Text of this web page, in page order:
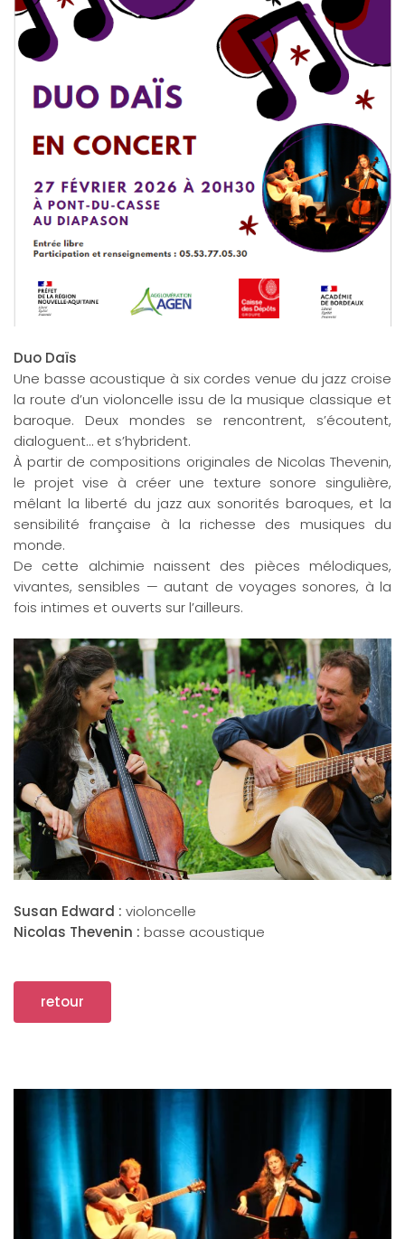
Duo Daïs
Une basse acoustique à six cordes venue du jazz croise
la route d’un violoncelle issu de la musique classique et
baroque. Deux mondes se rencontrent, s’écoutent,
dialoguent… et s’hybrident.
À partir de compositions originales de Nicolas Thevenin,
le projet vise à créer une texture sonore singulière,
mêlant la liberté du jazz aux sonorités baroques, et la
sensibilité française à la richesse des musiques du
monde.
De cette alchimie naissent des pièces mélodiques,
vivantes, sensibles — autant de voyages sonores, à la
fois intimes et ouverts sur l’ailleurs.
Susan Edward : violoncelle
Nicolas Thevenin : basse acoustique
retour